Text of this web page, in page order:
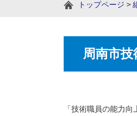
トップページ >
周南市
「技術職員の能力